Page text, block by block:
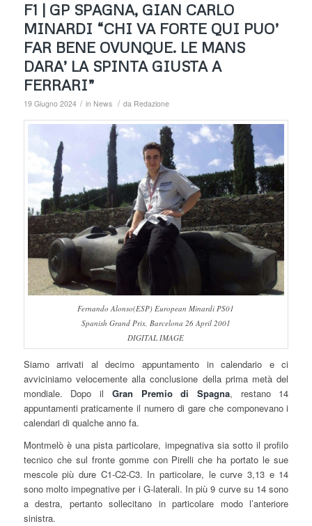
F1 | GP SPAGNA, GIAN CARLO
MINARDI “CHI VA FORTE QUI PUO’
FAR BENE OVUNQUE. LE MANS
DARA’ LA SPINTA GIUSTA A
FERRARI”
19 Giugno 2024 / in News / da Redazione
Fernando Alonso(ESP) European Minardi PS01
Spanish Grand Prix, Barcelona 26 April 2001
DIGITAL IMAGE
Siamo arrivati al decimo appuntamento in calendario e ci
avviciniamo velocemente alla conclusione della prima metà del
mondiale. Dopo il Gran Premio di Spagna, restano 14
appuntamenti praticamente il numero di gare che componevano i
calendari di qualche anno fa.
Montmelò è una pista particolare, impegnativa sia sotto il profilo
tecnico che sul fronte gomme con Pirelli che ha portato le sue
mescole più dure C1-C2-C3. In particolare, le curve 3,13 e 14
sono molto impegnative per i G-laterali. In più 9 curve su 14 sono
a destra, pertanto sollecitano in particolare modo l’anteriore
sinistra.